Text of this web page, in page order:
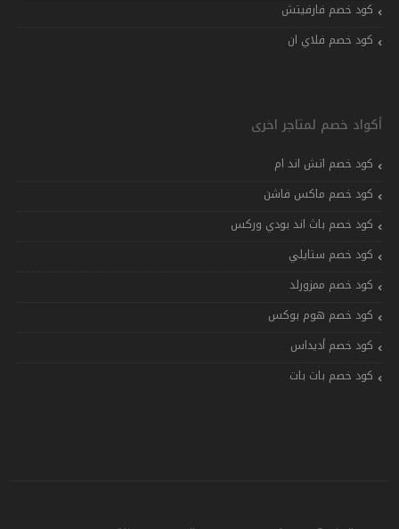
كود خصم فارفيتش
كود خصم فلاي ان
أكواد خصم لمتاجر اخرى
كود خصم اتش اند ام
كود خصم ماكس فاشن
كود خصم باث اند بودي وركس
كود خصم ستايلي
كود خصم ممزورلد
كود خصم هوم بوكس
كود خصم أديداس
كود خصم بات بات